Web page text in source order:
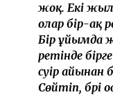
әйелі марқұм
құрбысы болған
қатар оның
болғаны туралы
– Біз